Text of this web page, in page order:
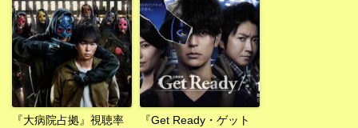
『大病院占拠』視聴率
『Get Ready・ゲット